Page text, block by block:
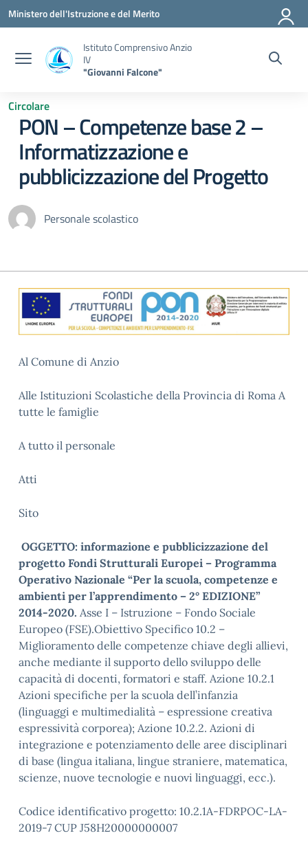
Vai ai contenuti
Vai al menu di navigazione
Vai al footer
Ministero dell'Istruzione e del Merito
Istituto Comprensivo Anzio
IV
"Giovanni Falcone"
Circolare
PON – Competenze base 2 –
Informatizzazione e
pubblicizzazione del Progetto
Personale scolastico
Al Comune di Anzio
Alle Istituzioni Scolastiche della Provincia di Roma A
tutte le famiglie
A tutto il personale
Atti
Sito
OGGETTO: informazione e pubblicizzazione del
progetto Fondi Strutturali Europei – Programma
Operativo Nazionale “Per la scuola, competenze e
ambienti per l’apprendimento – 2° EDIZIONE”
2014-2020. Asse I – Istruzione – Fondo Sociale
Europeo (FSE).Obiettivo Specifico 10.2 –
Miglioramento delle competenze chiave degli allievi,
anche mediante il supporto dello sviluppo delle
capacità di docenti, formatori e staff. Azione 10.2.1
Azioni specifiche per la scuola dell’infanzia
(linguaggi e multimedialità – espressione creativa
espressività corporea); Azione 10.2.2. Azioni di
integrazione e potenziamento delle aree disciplinari
di base (lingua italiana, lingue straniere, matematica,
scienze, nuove tecnologie e nuovi linguaggi, ecc.).
Codice identificativo progetto: 10.2.1A-FDRPOC-LA-
2019-7 CUP J58H20000000007